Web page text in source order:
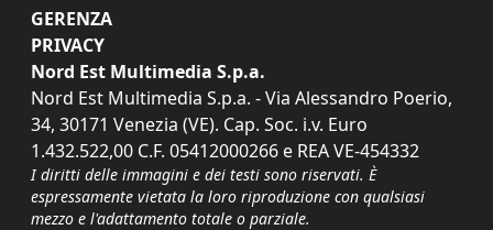
GERENZA
PRIVACY
Nord Est Multimedia S.p.a.
Nord Est Multimedia S.p.a. - Via Alessandro Poerio,
34, 30171 Venezia (VE). Cap. Soc. i.v. Euro
1.432.522,00 C.F. 05412000266 e REA VE-454332
I diritti delle immagini e dei testi sono riservati. È
espressamente vietata la loro riproduzione con qualsiasi
mezzo e l'adattamento totale o parziale.